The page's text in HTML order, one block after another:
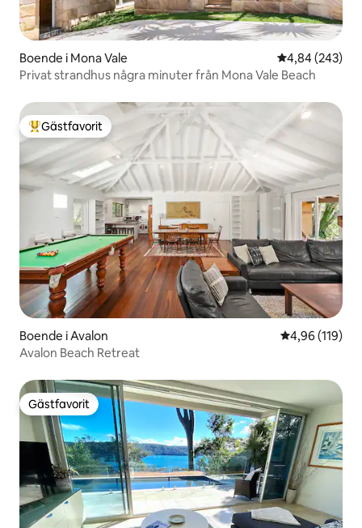
Boende i Mona Vale 4,84 av 5 i
4,84 (243)
Privat strandhus några minuter från Mona Vale Beach
Populär gästfavorit
Gästfavorit
Boende i Avalon 4,96 av 5 i
4,96 (119)
Avalon Beach Retreat
Gästfavorit
Gästfavorit